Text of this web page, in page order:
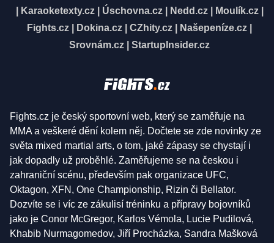
Karaoketexty.cz| Úschovna.cz| Nedd.cz| Moulík.cz|
Fights.cz
Dokina.cz CZhity.cz Našepeníze.cz
Srovnám.cz
StartupInsider.cz
Fights.cz je český sportovní web, který se zaměřuje na
MMA a veškeré dění kolem něj. Dočtete se zde novinky ze
světa mixed martial arts, o tom, jaké zápasy se chystají i
jak dopadly už proběhlé. Zaměřujeme se na českou i
zahraniční scénu, především pak organizace UFC,
Oktagon, XFN, One Championship, Rizin či Bellator.
Dozvíte se i víc ze zákulisí tréninku a přípravy bojovníků
jako je Conor McGregor, Karlos Vémola, Lucie Pudilová,
Khabib Nurmagomedov, Jiří Procházka, Sandra Mašková